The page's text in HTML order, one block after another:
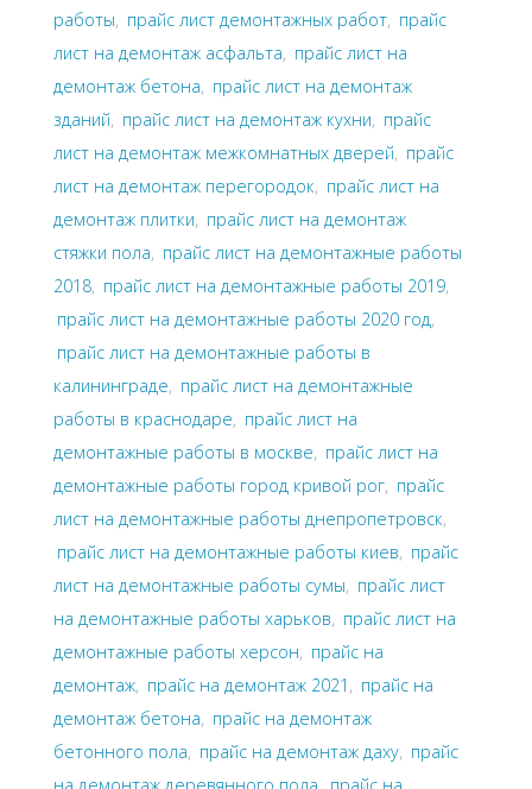
работы, прайс лист демонтажных работ, прайс
лист на демонтаж асфальта, прайс лист на
демонтаж бетона, прайс лист на демонтаж
зданий, прайс лист на демонтаж кухни, прайс
лист на демонтаж межкомнатных дверей, прайс
лист на демонтаж перегородок, прайс лист на
демонтаж плитки, прайс лист на демонтаж
стяжки пола, прайс лист на демонтажные работы
2018, прайс лист на демонтажные работы 2019,
прайс лист на демонтажные работы 2020 год,
прайс лист на демонтажные работы в
калининграде, прайс лист на демонтажные
работы в краснодаре, прайс лист на
демонтажные работы в москве, прайс лист на
демонтажные работы город кривой рог, прайс
лист на демонтажные работы днепропетровск,
прайс лист на демонтажные работы киев, прайс
лист на демонтажные работы сумы, прайс лист
на демонтажные работы харьков, прайс лист на
демонтажные работы херсон, прайс на
демонтаж, прайс на демонтаж 2021 , прайс на
демонтаж бетона, прайс на демонтаж
бетонного пола, прайс на демонтаж даху, прайс